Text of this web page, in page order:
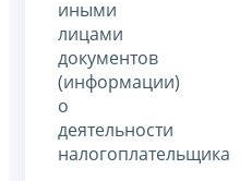
иными
лицами
документов
(информации)
о
деятельности
налогоплательщика